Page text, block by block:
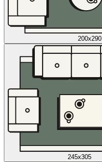
200x290
245x305